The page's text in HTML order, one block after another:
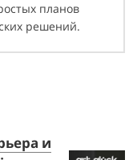
планов
решений.
и